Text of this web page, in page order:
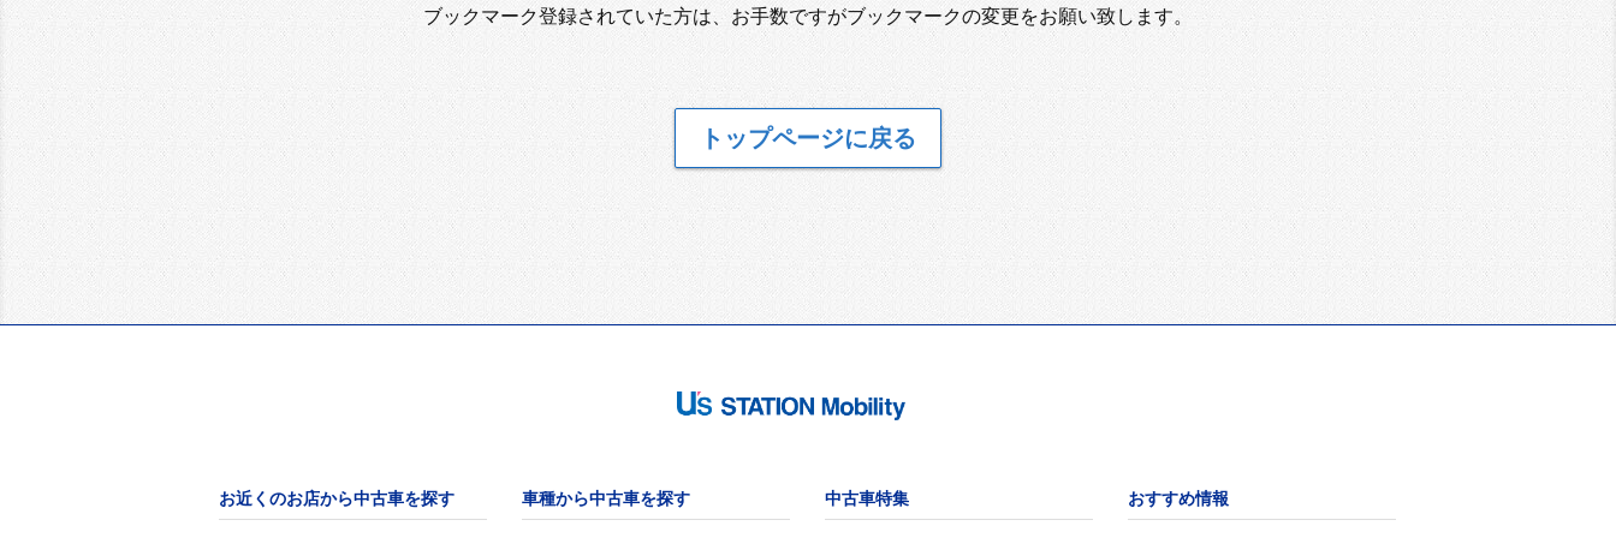
ブックマーク登録されていた方は、お手数ですがブックマークの変更をお願い致します。
トップページに戻る
お近くのお店から中古車を探す 車種から中古車を探す 中古車特集 おすすめ情報